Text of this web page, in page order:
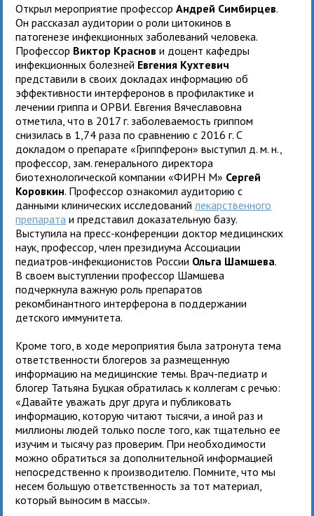
Открыл мероприятие профессорАндрей Симбирцев.
Он рассказал аудитории о роли цитокинов в
патогенезе инфекционных заболеваний человека.
Профессор Виктор Краснов и доцент кафедры
инфекционных болезней Евгения Кухтевич
представили в своих докладах информацию об
эффективности интерферонов в профилактике и
лечении гриппа и ОРВИ. Евгения Вячеславовна
отметила, что в 2017 г. заболеваемость гриппом
снизилась в 1,74 раза по сравнению с 2016 г. С
докладом о препарате «Гриппферон» выступил д. м. н.,
профессор, зам. генерального директора
биотехнологической компании «ФИРН М» Сергей
Коровкин. Профессор ознакомил аудиторию с
данными клинических исследованийлекарственного
препарата и представил доказательную базу.
Выступила на пресс-конференции доктор медицинских
наук, профессор, член президиума Ассоциации
педиатров-инфекционистов России Ольга Шамшева.
В своем выступлении профессор Шамшева
подчеркнула важную роль препаратов
рекомбинантного интерферона в поддержании
детского иммунитета.
Кроме того, в ходе мероприятия была затронута тема
ответственности блогеров за размещенную
информацию на медицинские темы. Врач-педиатр и
блогер Татьяна Буцкая обратилась к коллегам с речью:
«Давайте уважать друг друга и публиковать
информацию, которую читают тысячи, а иной раз и
миллионы людей только после того, как тщательно ее
изучим и тысячу раз проверим. При необходимости
можно обратиться за дополнительной информацией
непосредственно к производителю. Помните, что мы
несем большую ответственность за тот материал,
который выносим в массы».